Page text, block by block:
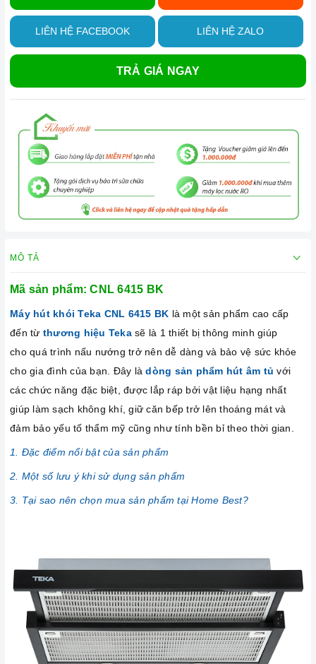
LIÊN HỆ FACEBOOK LIÊN HỆ ZALO
TRẢ GIÁ NGAY
MÔ TẢ
Mã sản phẩm: CNL 6415 BK
Máy hút khói Teka CNL 6415 BK là một sản phẩm cao cấp
đến từ thương hiệu Tekasẽ là 1 thiết bị thông minh giúp
cho quá trình nấu nướng trở nên dễ dàng và bảo vệ sức khỏe
cho gia đình của bạn. Đây làdòng sản phẩm hút âm tủ với
các chức năng đặc biệt, được lắp ráp bởi vật liệu hạng nhất
giúp làm sạch không khí, giữ căn bếp trở lên thoáng mát và
đảm bảo yếu tố thẩm mỹ cũng như tính bền bỉ theo thời gian.
1. Đặc điểm nổi bật của sản phẩm
2. Một số lưu ý khi sử dụng sản phẩm
3. Tại sao nên chọn mua sản phẩm tại Home Best?